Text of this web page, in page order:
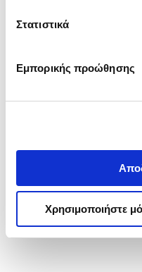
Στατιστικά
Εμπορικής προώθησης
Χρησιμοποιήστε